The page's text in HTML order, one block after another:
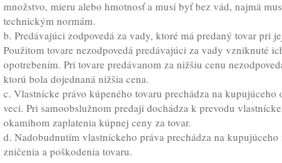
množstvo, mieru alebo hmotnosť a musí byť bez vád, najmä
technickým normám.
b. Predávajúci zodpovedá za vady, ktoré má predaný tovar pri
Použitom tovare nezodpovedá predávajúci za vady vzniknuté
opotrebením. Pri tovare predávanom za nižšiu cenu
ktorú bola dojednaná nižšia cena.
c. Vlastnícke právo kúpeného tovaru prechádza na kupujúceho
veci. Pri samoobslužnom predaji dochádza k prevodu
okamihom zaplatenia kúpnej ceny za tovar.
d. Nadobudnutím vlastníckeho práva prechádza na kupujúceho
zničenia a poškodenia tovaru.